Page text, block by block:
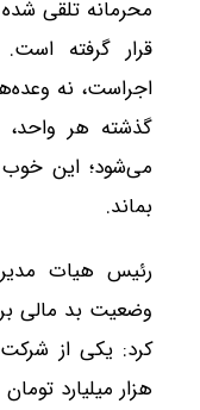
محرمانه تلقی
قرار گرفته
گذشته هر واحد،
می‌شود؛ این
بماند.
رئیس هیات
وضعیت بد مالی
کرد: یکی از